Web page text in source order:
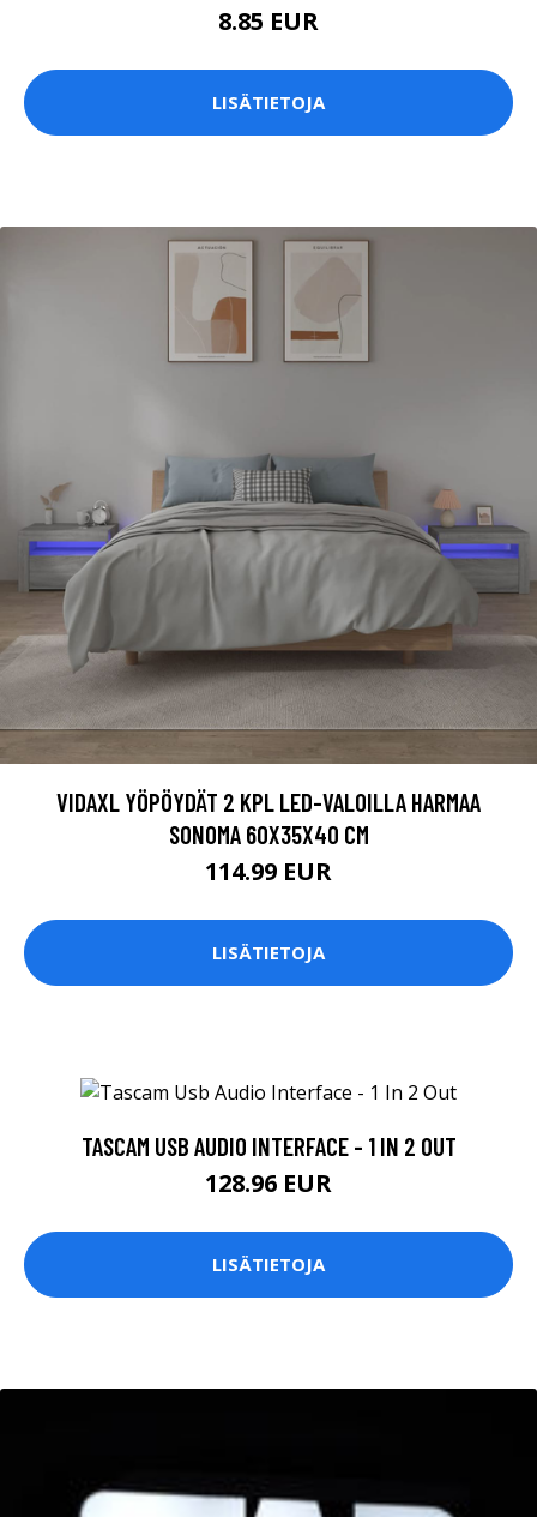
8.85 EUR
LISÄTIETOJA
VIDAXL YÖPÖYDÄT 2 KPL LED-VALOILLA HARMAA
SONOMA 60X35X40 CM
114.99 EUR
LISÄTIETOJA
TASCAM USB AUDIO INTERFACE - 1 IN 2 OUT
128.96 EUR
LISÄTIETOJA